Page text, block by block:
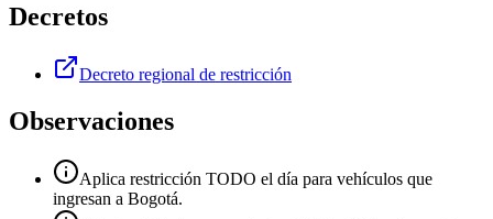
Decretos
Decreto regional de restricción
Observaciones
Aplica restricción TODO el día para vehículos que
ingresan a Bogotá.